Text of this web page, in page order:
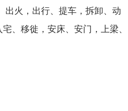
出火，出行、提车，拆卸、动
、移徙，安床、安门，上梁、